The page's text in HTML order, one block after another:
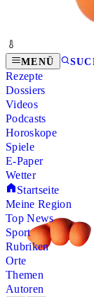
MENÜ
Rezepte
Dossiers
Videos
Podcasts
Horoskope
Spiele
E-Paper
Wetter
Startseite
Meine Region
Top News
Sport
Rubriken
Orte
Themen
Autoren